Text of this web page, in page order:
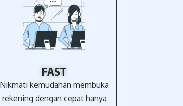
FAST
Nikmati kemudahan membuka
rekening dengan cepat hanya